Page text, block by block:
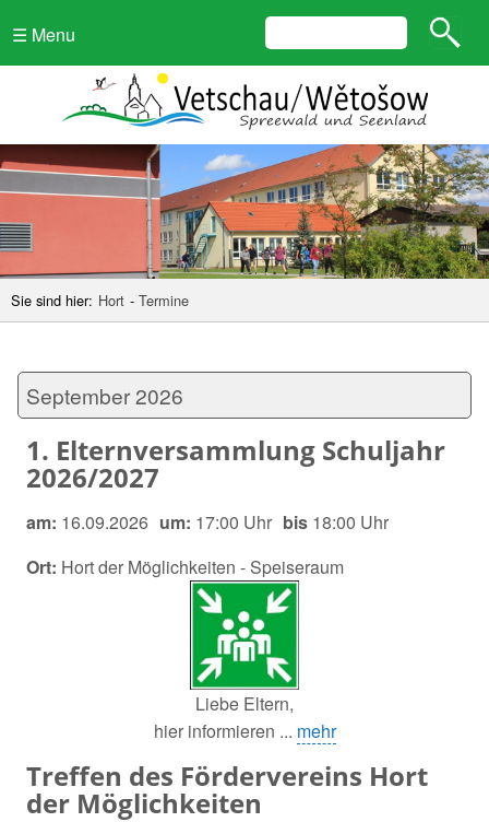
☰ Menu
Sie sind hier: Hort - Termine
September 2026
1. Elternversammlung Schuljahr
2026/2027
am: 16.09.2026 um: 17:00 Uhr bis 18:00 Uhr
Ort: Hort der Möglichkeiten - Speiseraum
Liebe Eltern,
hier informieren ... mehr
Treffen des Fördervereins Hort
der Möglichkeiten